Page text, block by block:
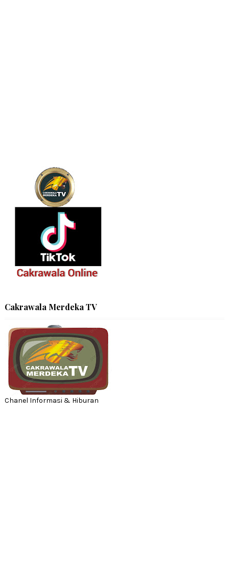
Cakrawala Merdeka TV
Chanel Informasi & Hiburan